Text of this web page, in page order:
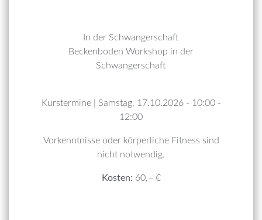
In der Schwangerschaft
Beckenboden Workshop in der
Schwangerschaft
Kurstermine | Samstag, 17.10.2026 - 10:00 -
12:00
Vorkenntnisse oder körperliche Fitness sind
nicht notwendig.
Kosten: 60,– €